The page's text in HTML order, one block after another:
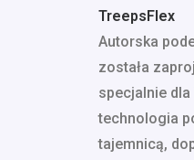
TreepsFlex
Autorska
została
specjalnie dla
technologia
tajemnicą,